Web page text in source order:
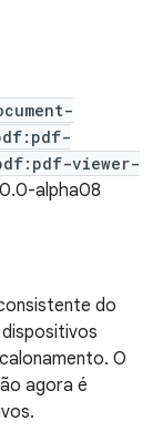
viewer-
alpha08
do
O
agora é